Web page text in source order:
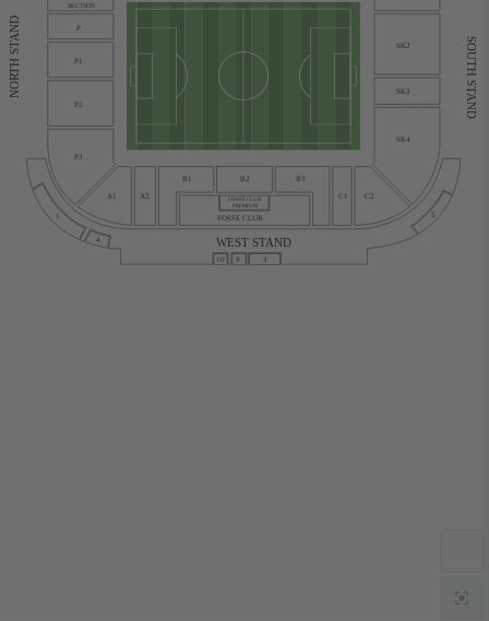
FOSSE CLUB
FOSSE CLUB
PREMIUM
A1 A2
B1 B2 B3
C1 C2
3
4
5
9
10
WEST STAND
SECTION
SK2
SK3
SK4
P
P1
P2
P3
SOUTH STAND
NORTH STAND